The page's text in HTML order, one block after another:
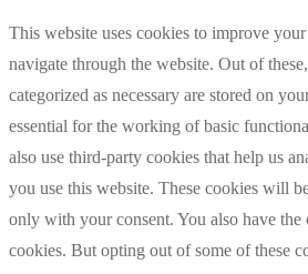
This website uses cookies to improve
navigate through the website. Out of
categorized as necessary are stored on
essential for the working of basic
also use third-party cookies that help us
you use this website. These cookies will
only with your consent. You also have
cookies. But opting out of some of these